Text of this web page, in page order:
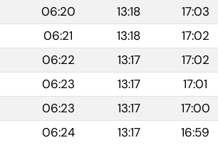
06:20 13:18 17:03
06:21 13:18 17:02
06:22 13:17 17:02
06:23 13:17 17:01
06:23 13:17 17:00
06:24 13:17 16:59